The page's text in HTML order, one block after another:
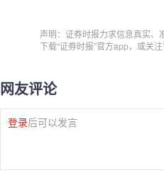
声明：证券时报力求信息真实
下载“证券时报”官方app，或关
网友评论
登录后可以发言